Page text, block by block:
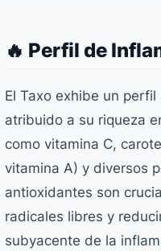
🔥 Perfil de
El Taxo exhibe un
atribuido a su riqueza
como vitamina C,
vitamina A) y diversos
antioxidantes son
radicales libres y
subyacente de la